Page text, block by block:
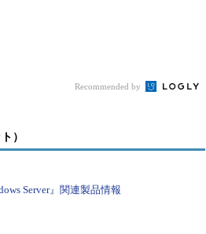
コマンドを実行したコマンド・
ドを使って起動する必要がある。
マイ コンピュータ］アイコンを右
でのみ有効な変数だからだ。環
setコマンドを実行した直後に、
（を起動する必要がある（シス
Recommended by
）
Server』関連製品情報